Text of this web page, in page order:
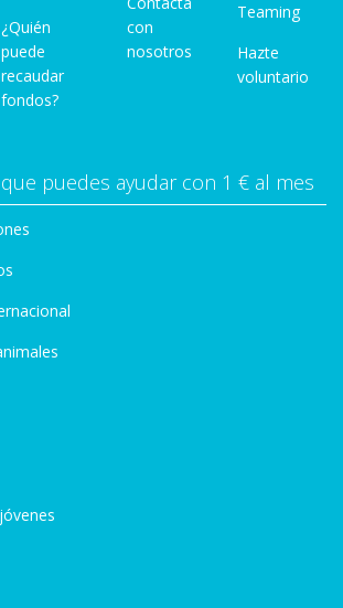
¿Quién
puede
recaudar
fondos?
con
nosotros
Teaming
Hazte
voluntario
puedes ayudar con 1 € al mes